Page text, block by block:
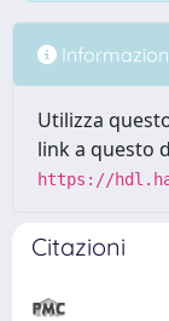
Utilizza
link a questo
https://
Citazioni